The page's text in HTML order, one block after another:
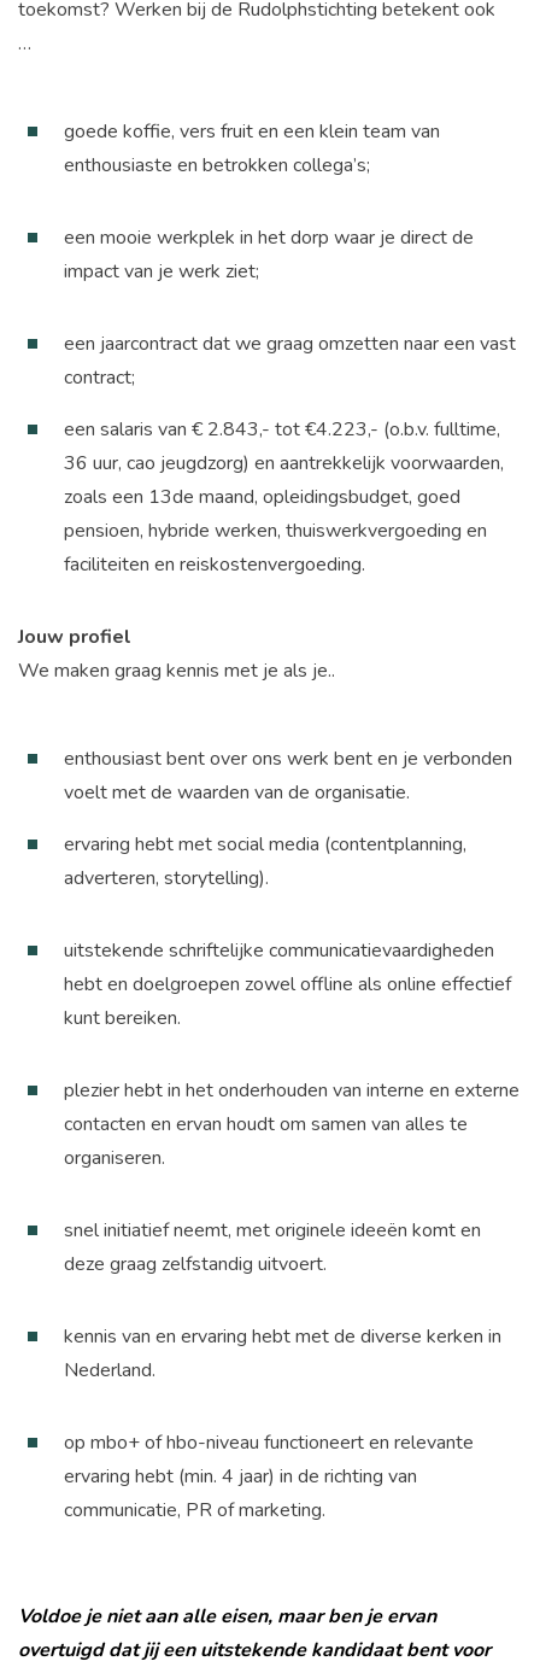
toekomst? Werken bij de Rudolphstichting betekent ook
…
goede koffie, vers fruit en een klein team van
enthousiaste en betrokken collega’s;
een mooie werkplek in het dorp waar je direct de
impact van je werk ziet;
een jaarcontract dat we graag omzetten naar een vast
contract;
een salaris van € 2.843,- tot €4.223,- (o.b.v. fulltime,
36 uur, cao jeugdzorg) en aantrekkelijk voorwaarden,
zoals een 13de maand, opleidingsbudget, goed
pensioen, hybride werken, thuiswerkvergoeding en
faciliteiten en reiskostenvergoeding.
Jouw profiel
We maken graag kennis met je als je..
enthousiast bent over ons werk bent en je verbonden
voelt met de waarden van de organisatie.
ervaring hebt met social media (contentplanning,
adverteren, storytelling).
uitstekende schriftelijke communicatievaardigheden
hebt en doelgroepen zowel offline als online effectief
kunt bereiken.
plezier hebt in het onderhouden van interne en externe
contacten en ervan houdt om samen van alles te
organiseren.
snel initiatief neemt, met originele ideeën komt en
deze graag zelfstandig uitvoert.
kennis van en ervaring hebt met de diverse kerken in
Nederland.
op mbo+ of hbo-niveau functioneert en relevante
ervaring hebt (min. 4 jaar) in de richting van
communicatie, PR of marketing.
Voldoe je niet aan alle eisen, maar ben je ervan
overtuigd dat jij een uitstekende kandidaat bent voor